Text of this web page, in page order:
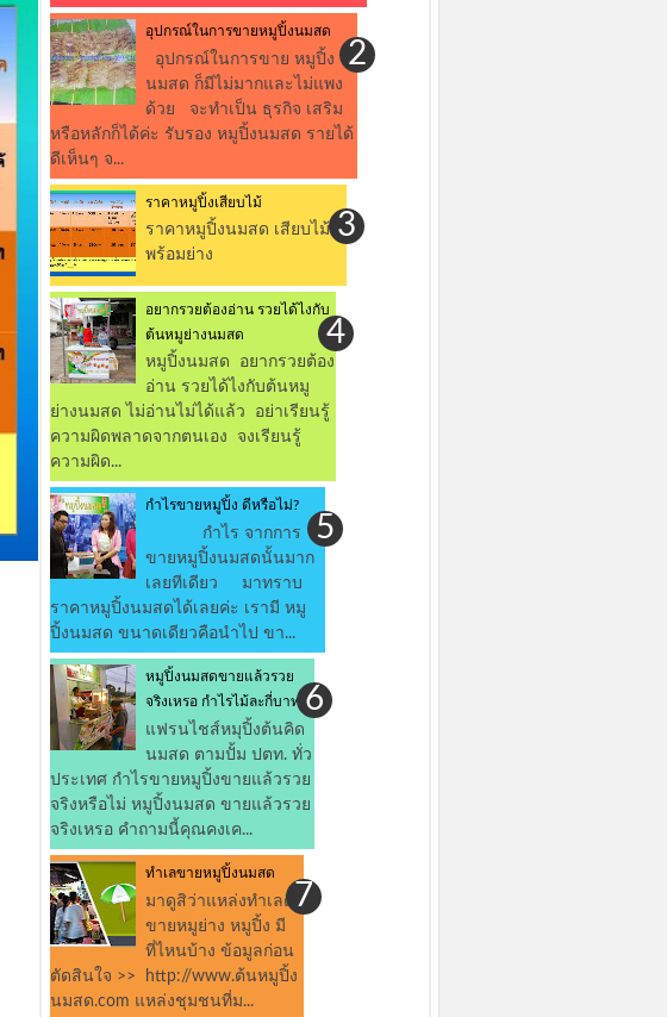
อุปกรณ์ในการขายหมูปิ้งนมสด
อุปกรณ์ในการขาย หมูปิ้ง
นมสด ก็มีไม่มากและไม่แพง
ด้วย จะทำเป็น ธุรกิจ เสริม
หรือหลักก็ได้ค่ะ รับรอง หมูปิ้งนมสด รายได้
ดีเห็นๆ จ...
ราคาหมูปิ้งเสียบไม้
ราคาหมูปิ้งนมสด เสียบไม้
พร้อมย่าง
อยากรวยต้องอ่าน รวยได้ไงกับ
ต้นหมูย่างนมสด
หมูปิ้งนมสด อยากรวยต้อง
อ่าน รวยได้ไงกับต้นหมู
ย่างนมสด ไม่อ่านไม่ได้แล้ว อย่าเรียนรู้
ความผิดพลาดจากตนเอง จงเรียนรู้
ความผิด...
กำไรขายหมูปิ้ง ดีหรือไม่?
กำไร จากการ
ขายหมูปิ้งนมสดนั้นมาก
เลยทีเดียว มาทราบ
ราคาหมูปิ้งนมสดได้เลยค่ะ เรามี หมู
ปิ้งนมสด ขนาดเดียวคือนำไป ขา...
หมูปิ้งนมสดขายแล้วรวย
จริงเหรอ กำไรไม้ละกี่บาท
แฟรนไชส์หมุปิ้งต้นคิด
นมสด ตามปั้ม ปตท. ทั่ว
ประเทศ กำไรขายหมูปิ้งขายแล้วรวย
จริงหรือไม่ หมูปิ้งนมสด ขายแล้วรวย
จริงเหรอ คำถามนี้คุณคงเค...
ทำเลขายหมูปิ้งนมสด
มาดูสิว่าแหล่งทำเลดีๆ
ขายหมูย่าง หมูปิ้ง มี
ที่ไหนบ้าง ข้อมูลก่อน
ตัดสินใจ >> http://www.ต้นหมูปิ้ง
นมสด.com แหล่งชุมชนที่ม...